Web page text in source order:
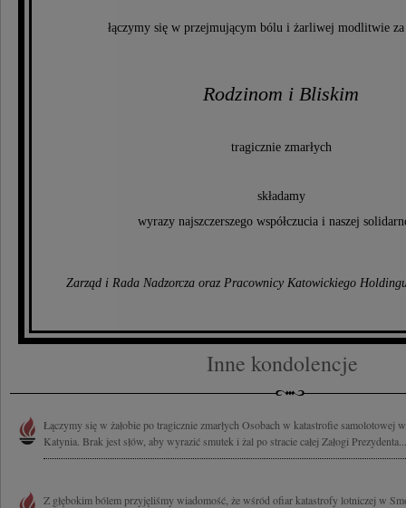
łączymy się w przejmującym bólu i żarliwej modlitwie za
Rodzinom i Bliskim
tragicznie zmarłych
składamy
wyrazy najszczerszego współczucia i naszej
Zarząd i Rada Nadzorcza oraz Pracownicy Katowickiego
Inne kondolencje
Łączymy się w żałobie po tragicznie zmarłych Osobach w katastrofie samolotowej
Katynia. Brak jest słów, aby wyrazić smutek i żal po stracie całej Załogi Prezydenta...
Z głębokim bólem przyjęliśmy wiadomość, że wśród ofiar katastrofy lotniczej w